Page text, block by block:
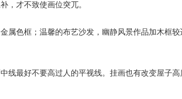
，才不致使画位突兀。
色框；温馨的布艺沙发，幽静风景作品加木框较
线最好不要高过人的平视线。挂画也有改变屋子